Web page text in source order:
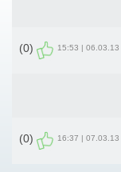
06.03.13 | 15:53
(0)
07.03.13 | 16:37
(0)